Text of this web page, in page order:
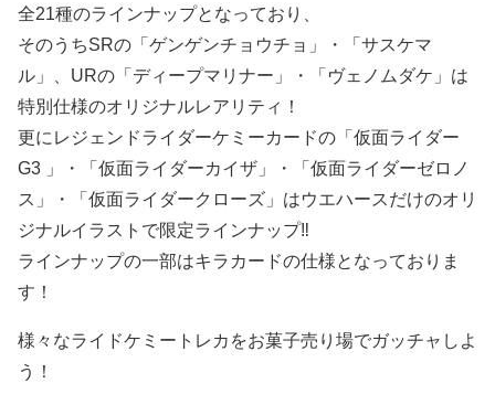
全21種のラインナップとなっており、
そのうちSRの「ゲンゲンチョウチョ」・「サスケマ
ル」、URの「ディープマリナー」・「ヴェノムダケ」は
特別仕様のオリジナルレアリティ！
更にレジェンドライダーケミーカードの「仮面ライダー
G3 」・「仮面ライダーカイザ」・「仮面ライダーゼロノ
ス」・「仮面ライダークローズ」はウエハースだけのオリ
ジナルイラストで限定ラインナップ‼
ラインナップの一部はキラカードの仕様となっておりま
す！
様々なライドケミートレカをお菓子売り場でガッチャしよ
う！